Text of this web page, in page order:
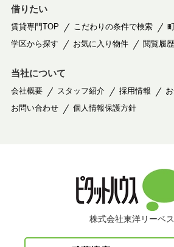
借りたい
賃貸専門TOP こだわりの条件で検索
学区から探す
お気に入り物件 閲覧履歴
当社について
会社概要 スタッフ紹介 採用情報
お問い合わせ
個人情報保護方針
株式会社東洋リーベ